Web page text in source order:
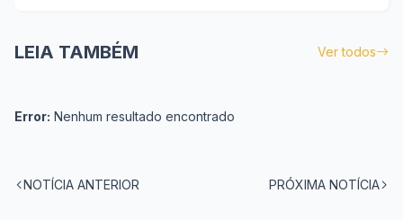
LEIA TAMBÉM Ver todos
Error: Nenhum resultado encontrado
NOTÍCIA ANTERIOR PRÓXIMA NOTÍCIA